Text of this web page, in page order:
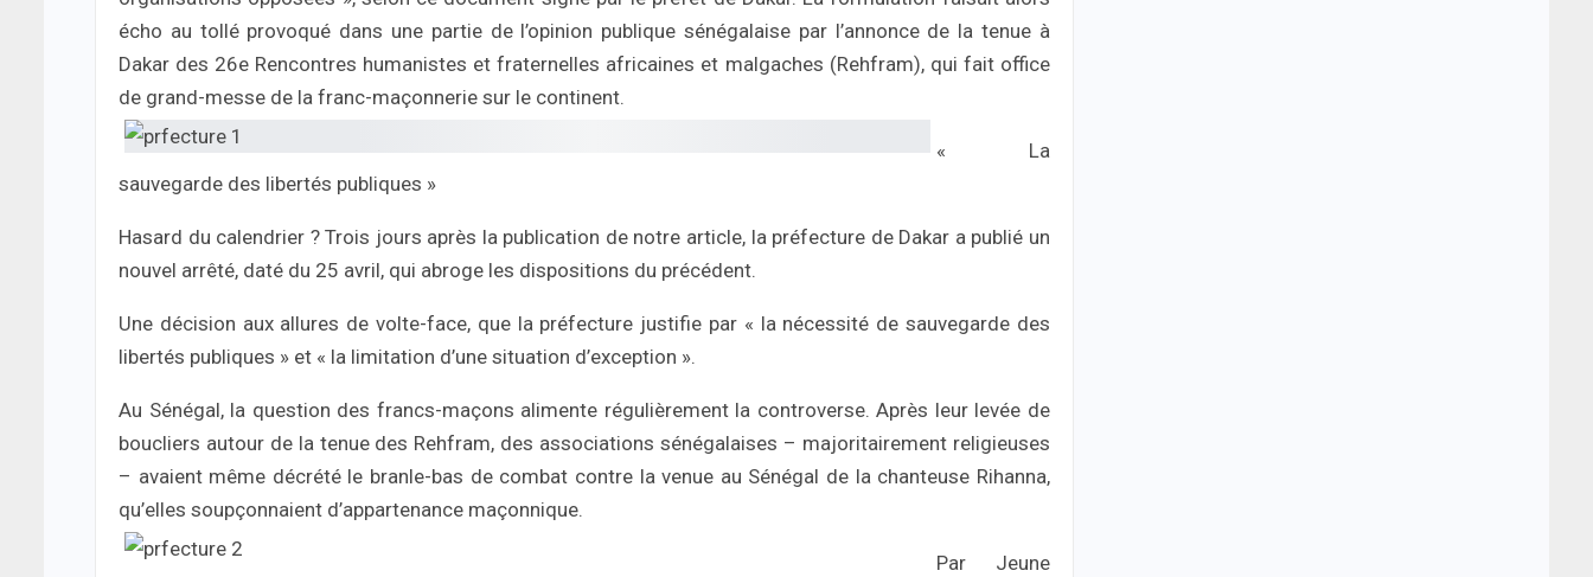
écho au tollé provoqué dans une partie de l’opinion publique sénégalaise par l’annonce de la tenue à
Dakar des 26e Rencontres humanistes et fraternelles africaines et malgaches (Rehfram), qui fait office
de grand-messe de la franc-maçonnerie sur le continent.
« La
sauvegarde des libertés publiques »
Hasard du calendrier ? Trois jours après la publication de notre article, la préfecture de Dakar a publié un
nouvel arrêté, daté du 25 avril, qui abroge les dispositions du précédent.
Une décision aux allures de volte-face, que la préfecture justifie par « la nécessité de sauvegarde des
libertés publiques » et « la limitation d’une situation d’exception ».
Au Sénégal, la question des francs-maçons alimente régulièrement la controverse. Après leur levée de
boucliers autour de la tenue des Rehfram, des associations sénégalaises – majoritairement religieuses
– avaient même décrété le branle-bas de combat contre la venue au Sénégal de la chanteuse Rihanna,
qu’elles soupçonnaient d’appartenance maçonnique.
Par Jeune